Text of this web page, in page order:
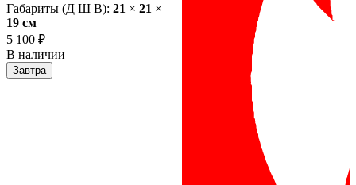
Габариты (Д Ш В): 21 × 21 ×
19 cм
5 100 ₽
В наличии
Завтра